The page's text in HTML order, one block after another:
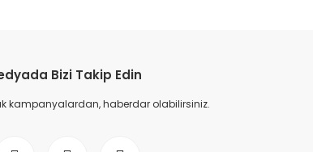
Bizi Takip Edin
kampanyalardan, haberdar olabilirsiniz.